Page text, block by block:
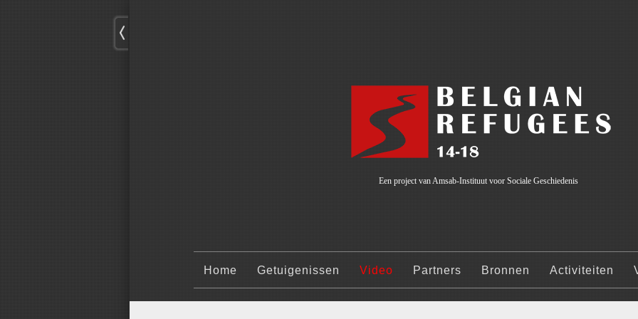
Een project van Amsab-Instituut voor Sociale Geschiedenis
Home Getuigenissen Video Partners Bronnen Activiteiten